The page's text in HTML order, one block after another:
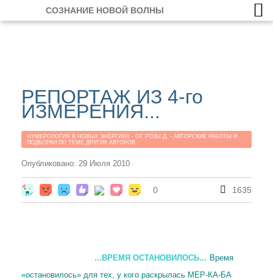
СОЗНАНИЕ НОВОЙ ВОЛНЫ
РЕПОРТАЖ ИЗ 4-го
ИЗМЕРЕНИЯ...
НУМЕРОЛОГИЯ В НОВЫХ ЭНЕРГИЯХ - ОТ РОЗЫ Д. - АВТОРСКИЕ РАБОТЫ И
ПОДБОРКИ ПО ТЕМЕ ДРУГИХ АВТОРОВ
Опубликовано: 29 Июля 2010
0 1635
...ВРЕМЯ ОСТАНОВИЛОСЬ... Время
«остановилось» для тех, у кого раскрылась МЕР-КА-БА